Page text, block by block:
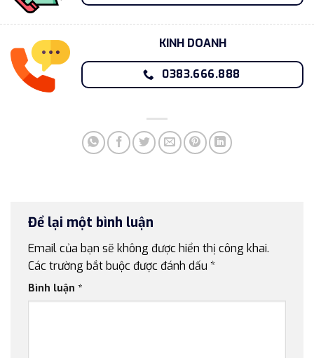
KINH DOANH
0383.666.888
Để lại một bình luận
Email của bạn sẽ không được hiển thị công khai.
Các trường bắt buộc được đánh dấu *
Bình luận *